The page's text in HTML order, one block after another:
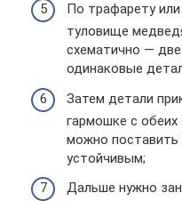
По трафарету или
туловище
схематично —
одинаковые
Затем детали
гармошке с
можно поставить
устойчивым;
Дальше нужно